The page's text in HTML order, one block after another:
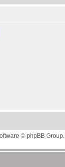
© phpBB Group.